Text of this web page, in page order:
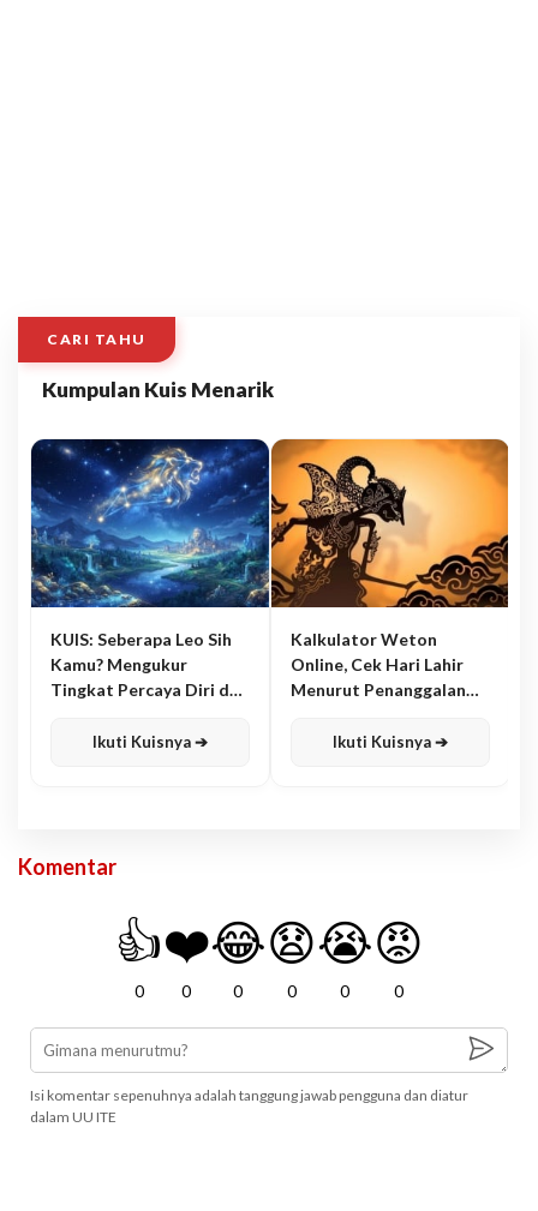
CARI TAHU
Kumpulan Kuis Menarik
KUIS: Seberapa Leo Sih
Kamu? Mengukur
Tingkat Percaya Diri dan
Ikuti Kuisnya ➔
Kalkulator Weton
Online, Cek Hari Lahir
Menurut Penanggalan
Ikuti Kuisnya ➔
Komentar
👍
0
❤️
0
😂
0
😧
0
😭
0
😡
0
Isi komentar sepenuhnya adalah tanggung jawab pengguna dan diatur
dalam UU ITE